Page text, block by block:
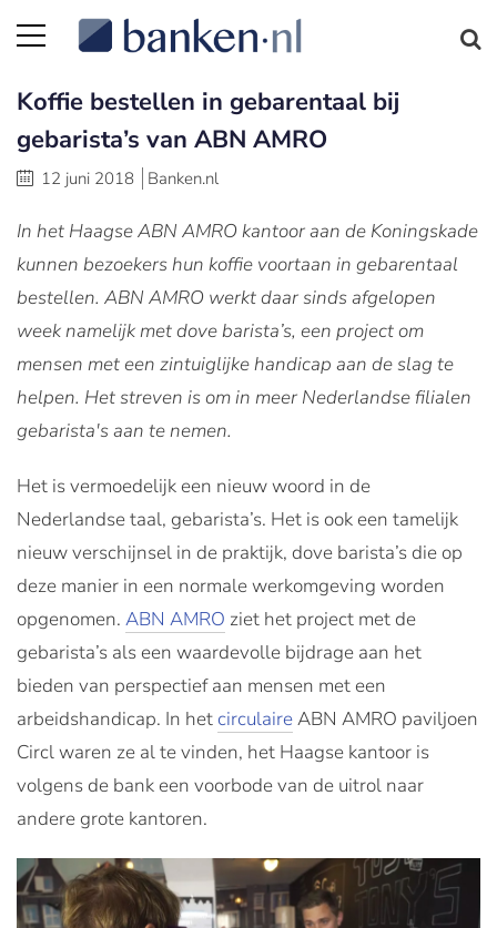
Koffie bestellen in gebarentaal bij
gebarista’s van ABN AMRO
12 juni 2018 Banken.nl
In het Haagse ABN AMRO kantoor aan de Koningskade
kunnen bezoekers hun koffie voortaan in gebarentaal
bestellen. ABN AMRO werkt daar sinds afgelopen
week namelijk met dove barista’s, een project om
mensen met een zintuiglijke handicap aan de slag te
helpen. Het streven is om in meer Nederlandse filialen
gebarista's aan te nemen.
Het is vermoedelijk een nieuw woord in de
Nederlandse taal, gebarista’s. Het is ook een tamelijk
nieuw verschijnsel in de praktijk, dove barista’s die op
deze manier in een normale werkomgeving worden
opgenomen. ABN AMRO ziet het project met de
gebarista’s als een waardevolle bijdrage aan het
bieden van perspectief aan mensen met een
arbeidshandicap. In hetcirculaireABN AMRO paviljoen
Circl waren ze al te vinden, het Haagse kantoor is
volgens de bank een voorbode van de uitrol naar
andere grote kantoren.